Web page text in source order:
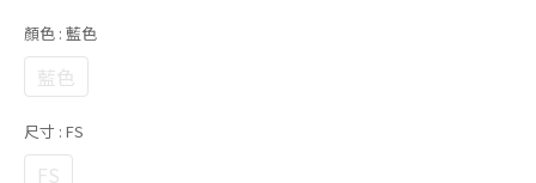
顏色 : 藍色
藍色
尺寸 : FS
FS